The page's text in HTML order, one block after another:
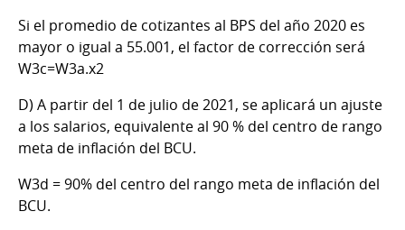
Si el promedio de cotizantes al BPS del año 2020 es
mayor o igual a 55.001, el factor de corrección será
W3c=W3a.x2
D) A partir del 1 de julio de 2021, se aplicará un ajuste
a los salarios, equivalente al 90 % del centro de rango
meta de inflación del BCU.
W3d = 90% del centro del rango meta de inflación del
BCU.